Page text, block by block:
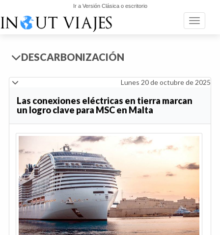
Ir a Versión Clásica o escritorio
Toggle
DESCARBONIZACIÓN
Lunes 20 de octubre de 2025
Las conexiones eléctricas en tierra marcan
un logro clave para MSC en Malta